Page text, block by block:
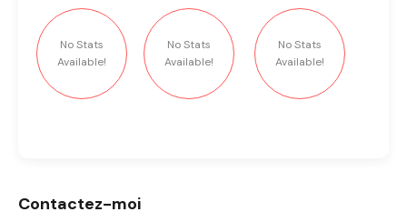
No Stats
Available!
No Stats
Available!
No Stats
Available!
Contactez-moi